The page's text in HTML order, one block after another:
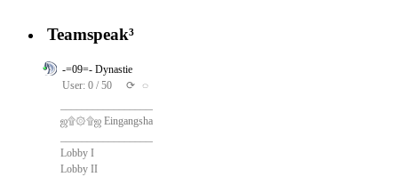
Teamspeak³
-=09=- Dynastie
User: 0 / 50
⟳ ◌
ஜ۩۞۩ஜ Eingangshalle ஜ۩۞۩ஜ
Lobby I
Lobby II